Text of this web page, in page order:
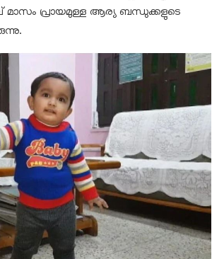
പ്രായമുള്ള ആര്യ ബന്ധുക്കളുടെ